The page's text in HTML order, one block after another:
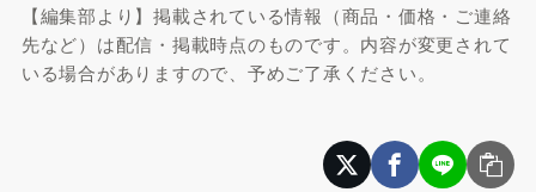
【編集部より】掲載されている情報（商品・価格・ご連絡
先など）は配信・掲載時点のものです。内容が変更されて
いる場合がありますので、予めご了承ください。